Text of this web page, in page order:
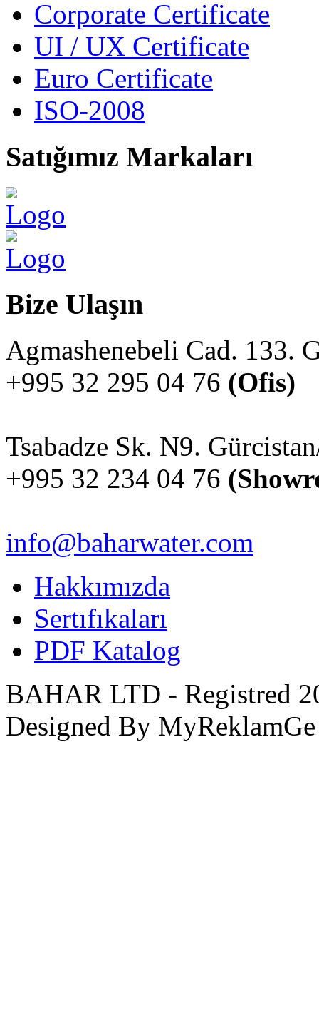
Corporate Certificate
UI / UX Certificate
Euro Certificate
ISO-2008
Satığımız Markaları
Bize Ulaşın
Agmashenebeli Cad. 133.
+995 32 295 04 76 (Ofis)
Tsabadze Sk. N9.
+995 32 234 04 76
info@baharwater.com
Hakkımızda
Sertıfıkaları
PDF Katalog
BAHAR LTD - Registred
Designed By MyReklamGe